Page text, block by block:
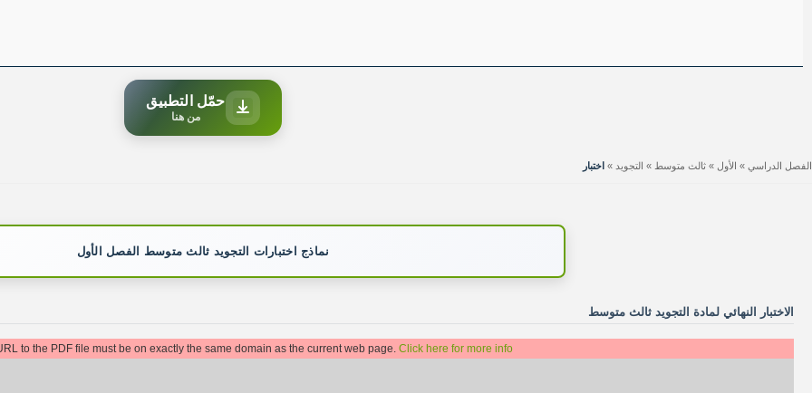
حمّل التطبيق
من هنا
الفصل الدراسي » الأول » ثالث متوسط » التجويد » اختبار
نماذج اختبارات التجويد ثالث متوسط الفصل الأول
الاختبار النهائي لمادة التجويد ثالث متوسط
to the PDF file must be on exactly the same domain as the current web page. Click here for more info